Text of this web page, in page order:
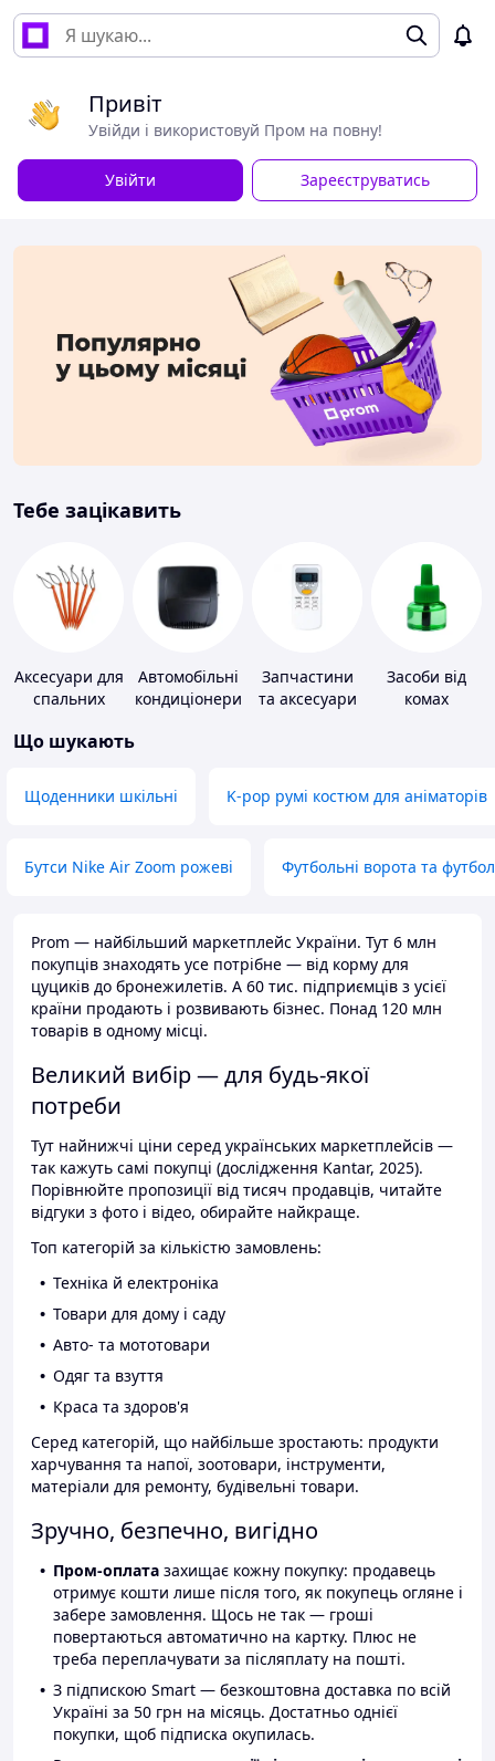
Привіт
Увійди і використовуй Пром на повну!
Увійти Зареєструватись
Тебе зацікавить
Аксесуари для
спальних
карематів та
Автомобільні
кондиціонери
Запчастини
та аксесуари
Засоби від
комах
Що шукають
Щоденники шкільні K-pop румі костюм для аніматорів
Бутси Nike Air Zoom рожеві Футбольні ворота та
Prom — найбільший маркетплейс України. Тут 6 млн
покупців знаходять усе потрібне — від корму для
цуциків до бронежилетів. А 60 тис. підприємців з усієї
країни продають і розвивають бізнес. Понад 120 млн
товарів в одному місці.
Великий вибір — для будь-якої
потреби
Тут найнижчі ціни серед українських маркетплейсів —
так кажуть самі покупці (дослідження Kantar, 2025).
Порівнюйте пропозиції від тисяч продавців, читайте
відгуки з фото і відео, обирайте найкраще.
Топ категорій за кількістю замовлень:
Техніка й електроніка
Товари для дому і саду
Авто- та мототовари
Одяг та взуття
Краса та здоров'я
Серед категорій, що найбільше зростають: продукти
харчування та напої, зоотовари, інструменти,
матеріали для ремонту, будівельні товари.
Зручно, безпечно, вигідно
Пром-оплата захищає кожну покупку: продавець
отримує кошти лише після того, як покупець огляне і
забере замовлення. Щось не так — гроші
повертаються автоматично на картку. Плюс не
треба переплачувати за післяплату на пошті.
З підпискою Smart — безкоштовна доставка по всій
Україні за 50 грн на місяць. Достатньо однієї
покупки, щоб підписка окупилась.